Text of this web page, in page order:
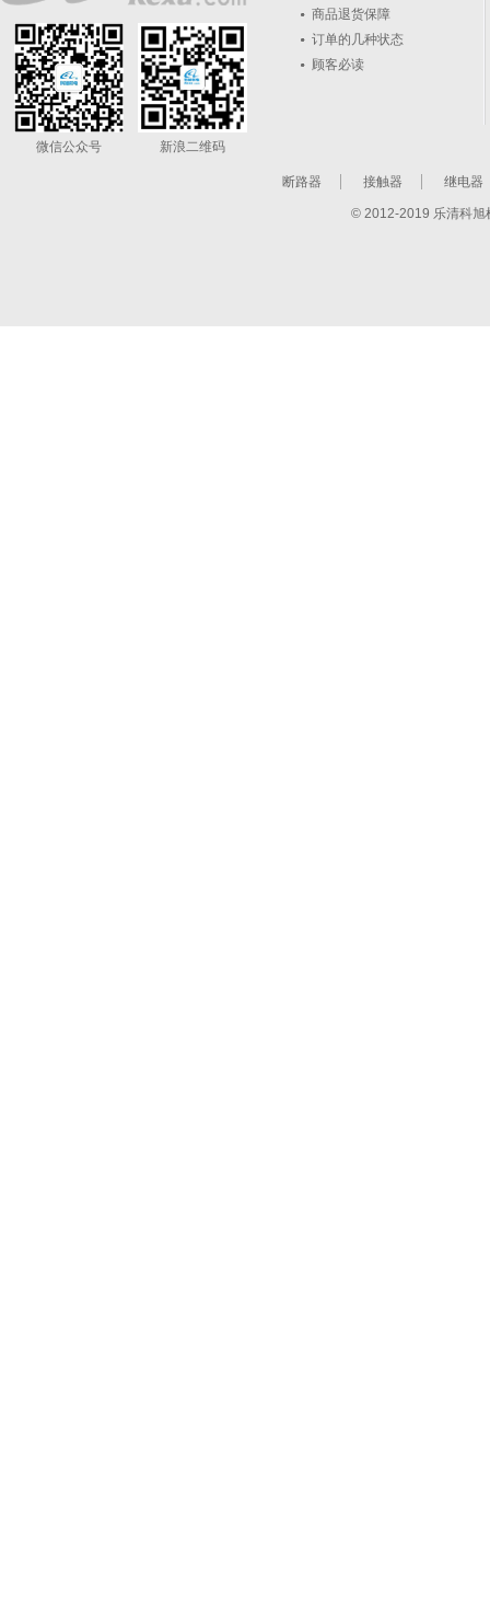
微信公众号 新浪二维码
商品退货保障
订单的几种状态
顾客必读
断路器 接触器 继电器
© 2012-2019 乐清科旭